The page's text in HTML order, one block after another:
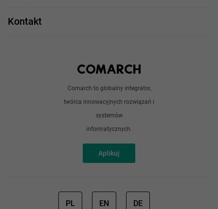
Comarch to globalny integrator,
twórca innowacyjnych rozwiązań i
systemów
informatycznych.
Aplikuj
Doświadczeni programiści
Praca w IT
Kontakt
PL EN DE